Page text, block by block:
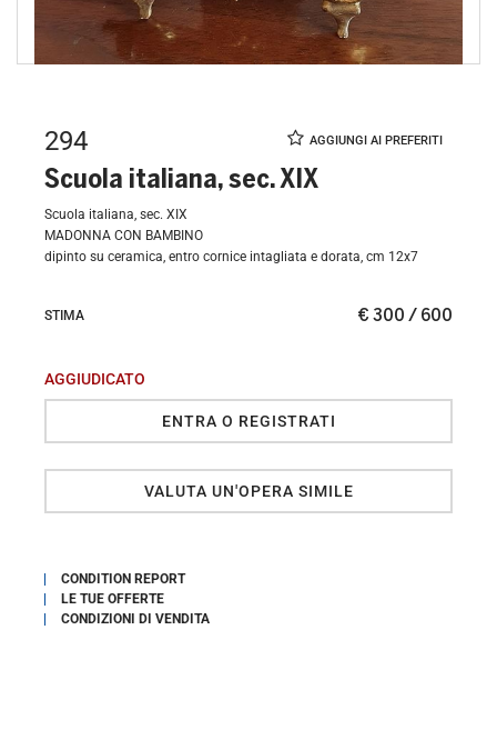
294
Scuola italiana, sec. XIX
Scuola italiana, sec. XIX
MADONNA CON BAMBINO
dipinto su ceramica, entro cornice intagliata e dorata, cm 12x7
€ 300 / 600
STIMA
AGGIUDICATO
ENTRA O REGISTRATI
VALUTA UN'OPERA SIMILE
CONDITION REPORT
LE TUE OFFERTE
CONDIZIONI DI VENDITA